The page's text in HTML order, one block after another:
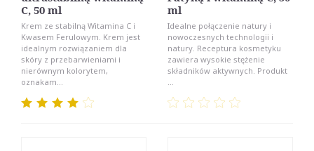
C, 50 ml
Krem ze stabilną Witamina C i
Kwasem Ferulowym. Krem jest
idealnym rozwiązaniem dla
skóry z przebarwieniami i
nierównym kolorytem,
oznakam...
ml
Idealne połączenie natury i
nowoczesnych technologii i
natury. Receptura kosmetyku
zawiera wysokie stężenie
składników aktywnych. Produkt
...